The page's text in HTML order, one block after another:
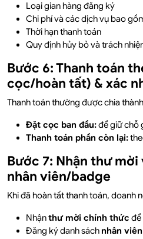
Loại gian hàng đăng ký
Chi phí và các dịch vụ bao
Thời hạn thanh toán
Quy định hủy bỏ và trách
Bước 6: Thanh toán
cọc/hoàn tất) & xác
Thanh toán thường được chia
Đặt cọc ban đầu:để giữ chỗ
Thanh toán phần còn lại:
Bước 7: Nhận thư mời
nhân viên/badge
Khi đã hoàn tất thanh toán, doanh
Nhậnthư mời chính thức để
Đăng ký danh sách nhân